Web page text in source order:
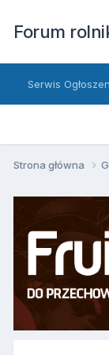
Forum
Serwis
Strona główna